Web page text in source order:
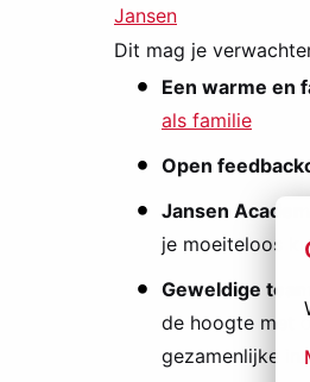
Jansen
Dit mag je
Een warme en
als familie
Open
Jansen
je moeiteloos
Geweldige
de hoogte met
gezamenlijke